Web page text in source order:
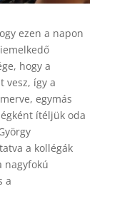
ezen a napon
hogy a
vesz, így a
egymás
ítéljük oda
a kollégák
nagyfokú
a